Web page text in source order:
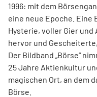
1996: mit dem
eine neue ­Epoche. Eine
Hysterie, ­voller Gier
hervor und
Der Bildband ­„Börse“
25 Jahre Aktienkultur
magischen Ort, an dem
Börse.